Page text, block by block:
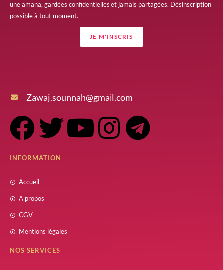
une amana, gardées confidentielles et jamais partagées. Désinscription
possible à tout moment.
JE M'INSCRIS
Zawaj.sounnah@gmail.com
INFORMATION
Accueil
A propos
CGV
Mentions légales
NOS SERVICES